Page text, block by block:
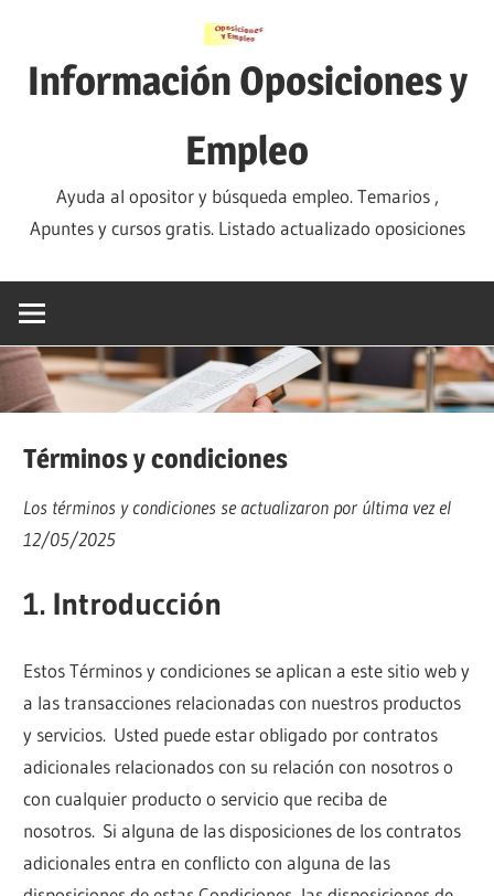
contenido
Información Oposiciones y
Empleo
Ayuda al opositor y búsqueda empleo. Temarios ,
Apuntes y cursos gratis. Listado actualizado oposiciones
Términos y condiciones
Los términos y condiciones se actualizaron por última vez el
12/05/2025
1. Introducción
Estos Términos y condiciones se aplican a este sitio web y
a las transacciones relacionadas con nuestros productos
y servicios. Usted puede estar obligado por contratos
adicionales relacionados con su relación con nosotros o
con cualquier producto o servicio que reciba de
nosotros. Si alguna de las disposiciones de los contratos
adicionales entra en conflicto con alguna de las